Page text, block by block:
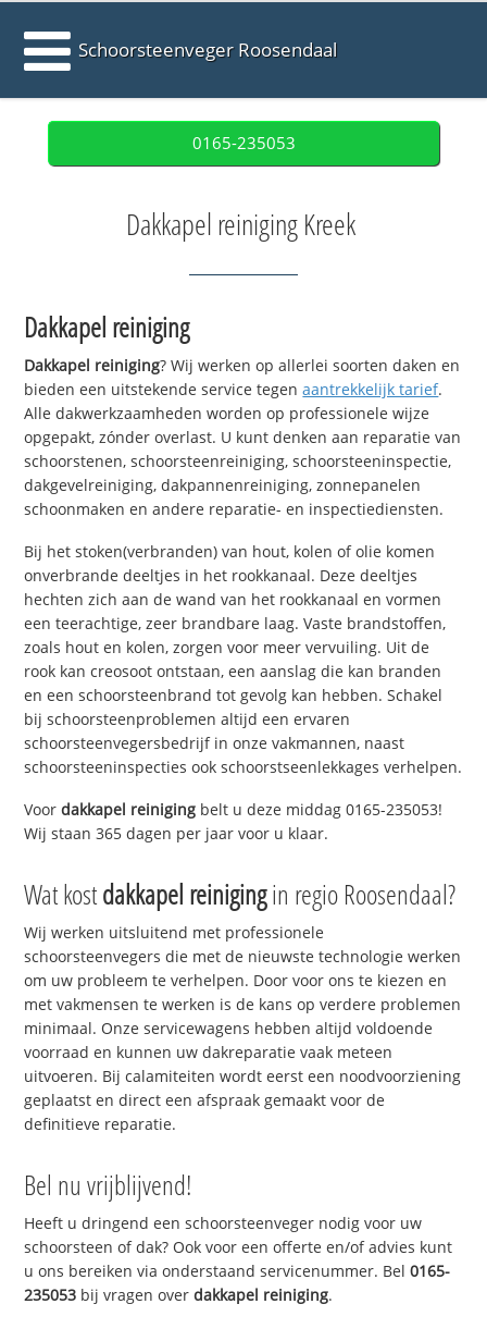
Schoorsteenveger Roosendaal
0165-235053
Dakkapel reiniging Kreek
Dakkapel reiniging
Dakkapel reiniging? Wij werken op allerlei soorten daken en
bieden een uitstekende service tegenaantrekkelijk tarief.
Alle dakwerkzaamheden worden op professionele wijze
opgepakt, zónder overlast. U kunt denken aan reparatie van
schoorstenen, schoorsteenreiniging, schoorsteeninspectie,
dakgevelreiniging, dakpannenreiniging, zonnepanelen
schoonmaken en andere reparatie- en inspectiediensten.
Bij het stoken(verbranden) van hout, kolen of olie komen
onverbrande deeltjes in het rookkanaal. Deze deeltjes
hechten zich aan de wand van het rookkanaal en vormen
een teerachtige, zeer brandbare laag. Vaste brandstoffen,
zoals hout en kolen, zorgen voor meer vervuiling. Uit de
rook kan creosoot ontstaan, een aanslag die kan branden
en een schoorsteenbrand tot gevolg kan hebben. Schakel
bij schoorsteenproblemen altijd een ervaren
schoorsteenvegersbedrijf in onze vakmannen, naast
schoorsteeninspecties ook schoorstseenlekkages verhelpen.
Voordakkapel reiniging belt u deze middag 0165-235053!
Wij staan 365 dagen per jaar voor u klaar.
Wat kostdakkapel reinigingin regio Roosendaal?
Wij werken uitsluitend met professionele
schoorsteenvegers die met de nieuwste technologie werken
om uw probleem te verhelpen. Door voor ons te kiezen en
met vakmensen te werken is de kans op verdere problemen
minimaal. Onze servicewagens hebben altijd voldoende
voorraad en kunnen uw dakreparatie vaak meteen
uitvoeren. Bij calamiteiten wordt eerst een noodvoorziening
geplaatst en direct een afspraak gemaakt voor de
definitieve reparatie.
Bel nu vrijblijvend!
Heeft u dringend een schoorsteenveger nodig voor uw
schoorsteen of dak? Ook voor een offerte en/of advies kunt
u ons bereiken via onderstaand servicenummer. Bel0165-
235053 bij vragen overdakkapel reiniging.